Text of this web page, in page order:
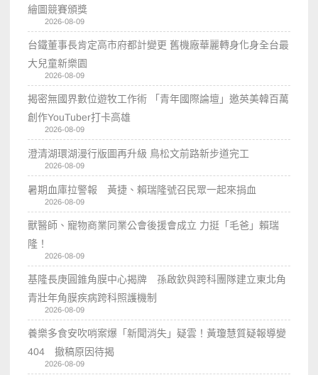
繪圖競賽頒獎
2026-08-09
台鐵董事長肯定高市府都計變更 舊機廠華麗轉身化身全台最
大兒童新樂園
2026-08-09
揭密無國界數位遊牧工作術 「青年國際論壇」邀英美韓百萬
創作YouTuber打卡高雄
2026-08-09
澄清湖環湖漫行版圖再升級 鳥松文前路新步道完工
2026-08-09
暑期血庫拉警報 黃捷、賴瑞隆號召民眾一起來捐血
2026-08-09
獸醫師、寵物商業同業公會後援會成立 力挺「毛爸」賴瑞
隆！
2026-08-09
基隆長庚圓錐角膜中心揭牌 孫啟欽與跨科團隊建立東北角
青壯年角膜疾病跨科照護機制
2026-08-09
養樂多食安吹哨案爆「新聞消失」疑雲！黃瓊慧質疑報導變
404 撤稿原因待揭
2026-08-09